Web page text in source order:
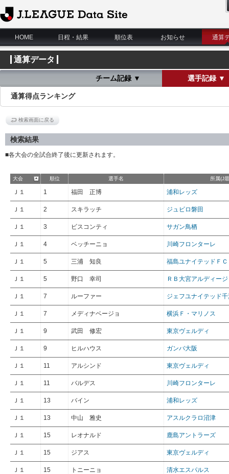
J.League Data Site
HOME
日程・結果 順位表 お知らせ 通算
通算データ
チーム記録 ▼ 選手記録 ▼
通算得点ランキング
検索画面に戻る
検索結果
■各大会の全試合終了後に更新されます。
大会 順位 選手名 所属(J
Ｊ１ 1 福田 正博 浦和レッズ
Ｊ１ 2 スキラッチ ジュビロ磐田
Ｊ１ 3 ビスコンティ サガン鳥栖
Ｊ１ 4 ベッチーニョ 川崎フロンターレ
Ｊ１ 5 三浦 知良 福島ユナイテッドＦＣ
Ｊ１ 5 野口 幸司 ＲＢ大宮アルディー
Ｊ１ 7 ルーファー ジェフユナイテッド
Ｊ１ 7 メディナベージョ 横浜Ｆ・マリノス
Ｊ１ 9 武田 修宏 東京ヴェルディ
Ｊ１ 9 ヒルハウス ガンバ大阪
Ｊ１ 11 アルシンド 東京ヴェルディ
Ｊ１ 11 バルデス 川崎フロンターレ
Ｊ１ 13 バイン 浦和レッズ
Ｊ１ 13 中山 雅史 アスルクラロ沼津
Ｊ１ 15 レオナルド 鹿島アントラーズ
Ｊ１ 15 ジアス 東京ヴェルディ
Ｊ１ 15 トニーニョ 清水エスパルス